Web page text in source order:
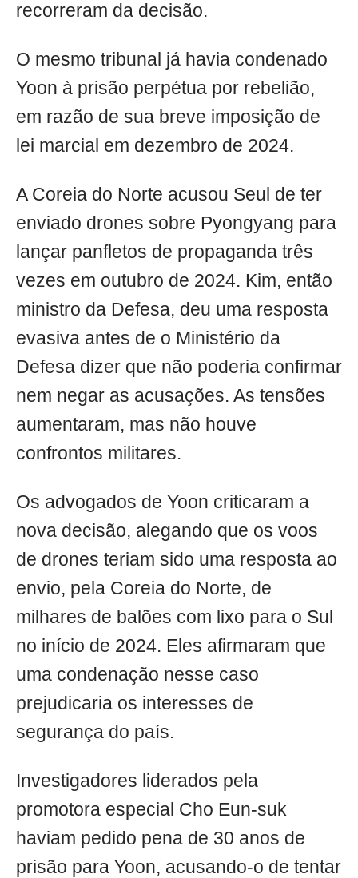
recorreram da decisão.
O mesmo tribunal já havia condenado
Yoon à prisão perpétua por rebelião,
em razão de sua breve imposição de
lei marcial em dezembro de 2024.
A Coreia do Norte acusou Seul de ter
enviado drones sobre Pyongyang para
lançar panfletos de propaganda três
vezes em outubro de 2024. Kim, então
ministro da Defesa, deu uma resposta
evasiva antes de o Ministério da
Defesa dizer que não poderia confirmar
nem negar as acusações. As tensões
aumentaram, mas não houve
confrontos militares.
Os advogados de Yoon criticaram a
nova decisão, alegando que os voos
de drones teriam sido uma resposta ao
envio, pela Coreia do Norte, de
milhares de balões com lixo para o Sul
no início de 2024. Eles afirmaram que
uma condenação nesse caso
prejudicaria os interesses de
segurança do país.
Investigadores liderados pela
promotora especial Cho Eun-suk
haviam pedido pena de 30 anos de
prisão para Yoon, acusando-o de tentar